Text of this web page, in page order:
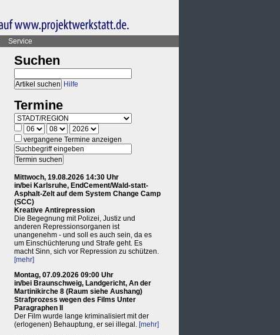
Service
Suchen
Hilfe
Termine
vergangene Termine anzeigen
Mittwoch, 19.08.2026 14:30 Uhr
in/bei Karlsruhe, EndCement/Wald-statt-
Asphalt-Zelt auf dem System Change Camp
(SCC)
Kreative Antirepression
Die Begegnung mit Polizei, Justiz und
anderen Repressionsorganen ist
unangenehm - und soll es auch sein, da es
um Einschüchterung und Strafe geht. Es
macht Sinn, sich vor Repression zu schützen.
[mehr]
Montag, 07.09.2026 09:00 Uhr
in/bei Braunschweig, Landgericht, An der
Martinikirche 8 (Raum siehe Aushang)
Strafprozess wegen des Films Unter
Paragraphen II
Der Film wurde lange kriminalisiert mit der
(erlogenen) Behauptung, er sei illegal. [mehr]